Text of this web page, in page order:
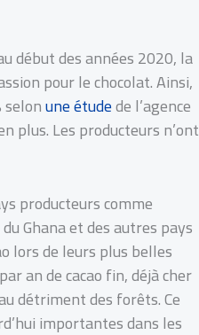
début des années 2020, la
pour le chocolat. Ainsi,
une étudede l’agence
plus. Les producteurs n’ont
producteurs comme
Ghana et des autres pays
lors de leurs plus belles
an de cacao fin, déjà cher
détriment des forêts. Ce
importantes dans les